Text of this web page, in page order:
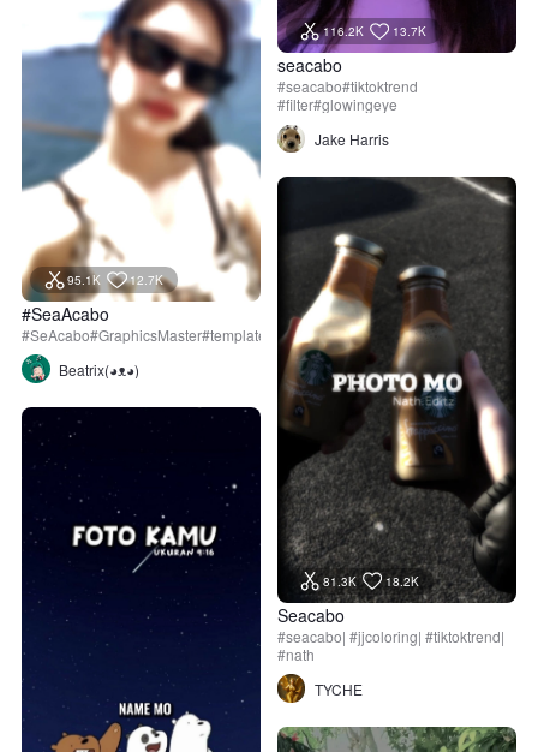
116.2K 13.7K
seacabo
#seacabo#tiktoktrend
#filter#glowingeye
Jake Harris
95.1K 12.7K
#SeaAcabo
#SeAcabo#GraphicsMaster#template#mike_ell#trend
Beatrix(⁠◕⁠ᴥ⁠◕⁠)
81.3K 18.2K
Seacabo
#seacabo| #jjcoloring| #tiktoktrend|
#nath
TYCHE